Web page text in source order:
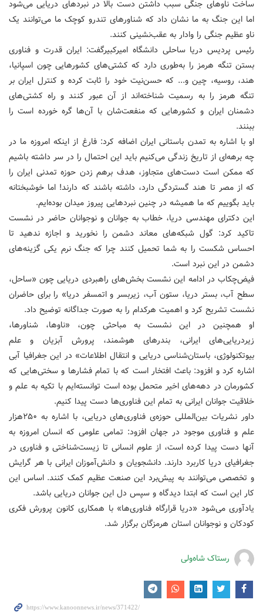
ساخت ناوهای جنگی سبب داشتن دست بالا در نبردهای دریایی می‌شود
اما این جنگ به ما نشان داد که شناورهای تندرو کوچک ما می‌توانند یک
ناو عظیم جنگی را وادار به عقب‌نشینی کنند.
رئیس پردیس دریا ساحلی دانشگاه امیرکبیرگفت: ایران قدرت و فناوری
بستن تنگه هرمز را به‌طوری دارد که کشتی‌های کشورهایی چون اسپانیا،
هند، روسیه، چین و... که حسن‌نیت خود را ثابت کرده و کنترل ایران بر
تنگه هرمز را به رسمیت شناخته‌اند از آن عبور کنند و راه کشتی‌های
دشمنان ایران و کشورهایی که منفعت‌شان با آن‌ها گره خورده است را
ببنند.
او با اشاره به تمدن باستانی ایران اضافه کرد: فارغ از اینکه امروزه ما در
چه برهه‌ای از تاریخ زندگی می‌کنیم باید این احتمال را در سر داشته باشیم
که ممکن است دست‌های متجاوز، هدف برهم زدن حوزه تمدنی ایران را
که از مصر تا هند گستردگی دارد، داشته باشند که دارند! اما خوشبختانه
باید بگوییم که ما همیشه در چنین نبردهایی پیروز میدان بوده‌ایم.
این دکترای مهندسی دریا، خطاب به جوانان و نوجوانان حاضر در نشست
تاکید کرد: گول شبکه‌های معاند دشمن را نخورید و اجازه ندهید تا
احساس شکست را به شما تحمیل کنند چرا که جنگ نرم یکی گزینه‌های
دشمن در این نبرد است.
فیض‌چکاب در ادامه این نشست بخش‌های راهبردی دریایی چون «ساحل،
سطح آب، بستر دریا، ستون آب، زیربسر و اتمسفر دریا» را برای حاضران
نشست تشریح کرد و اهمیت هرکدام را به صورت جداگانه توضیح داد.
او همچنین در این نشست به مباحثی چون، «ناوها، شناورها،
زیردریایی‌های ایرانی، بندرهای هوشمند، پرورش آبزیان و علم
بیوتکنولوژی، باستان‌شناسی دریایی و انتقال اطلاعات» در این جغرافیا آبی
اشاره کرد و افزود: باعث افتخار است که با تمام فشارها و سختی‌هایی که
کشورمان در دهه‌های اخیر متحمل بوده است توانسته‌ایم با تکیه به علم و
خلاقیت جوانان ایرانی به تمام این فناوری‌ها دست پیدا کنیم.
داور نشریات بین‌المللی حوزه‌ی فناوری‌های دریایی، با اشاره به ۲۵۰هزار
علم و فناوری موجود در جهان افزود: تمامی علومی که انسان امروزه به
آنها دست پیدا کرده است، از علوم انسانی تا زیست‌شناختی و فناوری در
جغرافیای دریا کاربرد دارند. دانشجویان و دانش‌آموزان ایرانی با هر گرایش
و تخصصی می‌توانند به پیش‌برد این صنعت عظیم کمک کنند. اساس این
کار این است که ابتدا دیدگاه و سپس دل این جوانان دریایی باشد.
یادآوری می‌شود «دریا قرارگاه فناوری‌ها» با همکاری کانون پرورش فکری
کودکان و نوجوانان استان هرمزگان برگزار شد.
رستاک شاه‌ولی